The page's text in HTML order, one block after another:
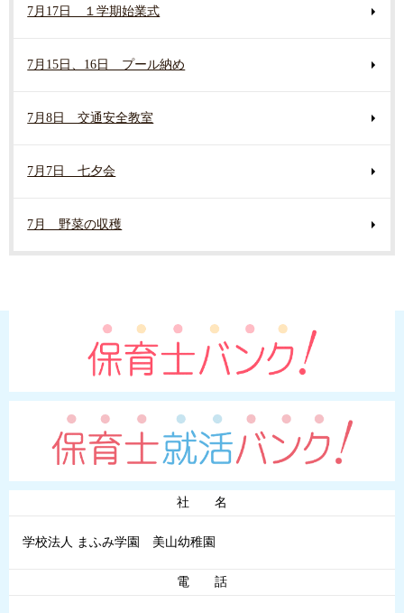
7月17日 １学期始業式
7月15日、16日 プール納め
7月8日 交通安全教室
7月7日 七夕会
7月 野菜の収穫
社 名
学校法人 まふみ学園 美山幼稚園
電 話